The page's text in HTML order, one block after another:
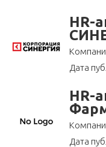
HR-
Дата
HR-
Дата